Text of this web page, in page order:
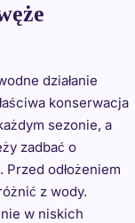
działanie
konserwacja
sezonie, a
zadbać o
odłożeniem
z wody.
w niskich